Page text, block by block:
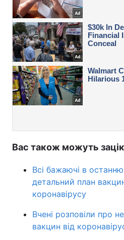
Вас також можуть
Всі бажаючі в
детальний план
коронавірусу
Вчені розповіли про
вакцин від